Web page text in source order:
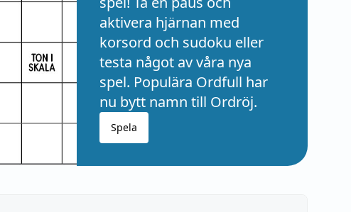
aktivera hjärnan med
korsord och sudoku eller
testa något av våra nya
spel. Populära Ordfull har
nu bytt namn till Ordröj.
Spela